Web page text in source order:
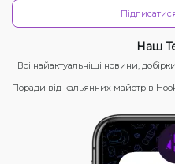
Наш
Всі найактуальніші новини,
Поради від кальянних майстрів